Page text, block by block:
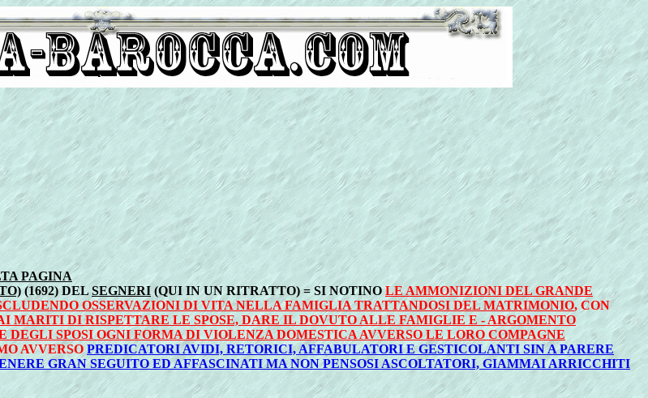
PAGINA
(1692) DELSEGNERI(QUI IN UN RITRATTO) = SI NOTINO LE AMMONIZIONI DEL GRANDE
OSSERVAZIONI DI VITA NELLA FAMIGLIA TRATTANDOSI DEL MATRIMONIO, CON
MARITI DI RISPETTARE LE SPOSE, DARE IL DOVUTO ALLE FAMIGLIE E - ARGOMENTO
SPOSI OGNI FORMA DI VIOLENZA DOMESTICA AVVERSO LE LORO COMPAGNE
AVVERSOPREDICATORI AVIDI, RETORICI, AFFABULATORI E GESTICOLANTI SIN A PARERE
GRAN SEGUITO ED AFFASCINATI MA NON PENSOSI ASCOLTATORI, GIAMMAI ARRICCHITI